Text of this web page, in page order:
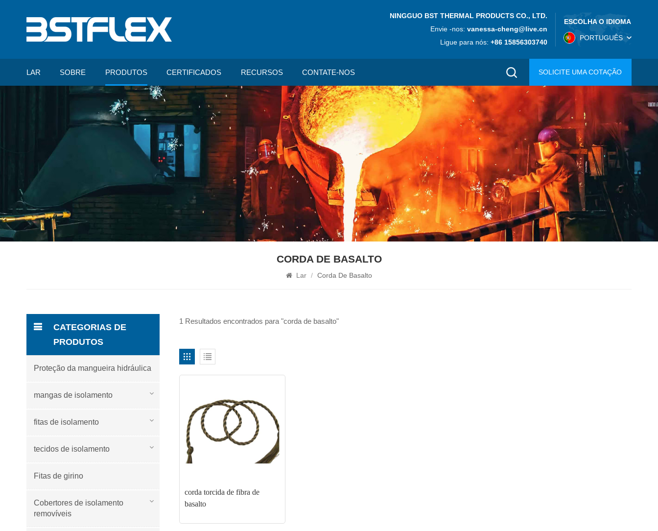
NINGGUO BST THERMAL PRODUCTS CO., LTD.
Envie -nos: vanessa-cheng@live.cn
Ligue para nós: +86 15856303740
ESCOLHA O IDIOMA
PORTUGUÊS
LAR SOBRE PRODUTOS CERTIFICADOS RECURSOS CONTATE-NOS SOLICITE UMA COTAÇÃO
CORDA DE BASALTO
Lar / Corda De Basalto
1 Resultados encontrados para "corda de basalto"
corda torcida de fibra de
basalto
CATEGORIAS DE
PRODUTOS
Proteção da mangueira hidráulica
mangas de isolamento
fitas de isolamento
tecidos de isolamento
Fitas de girino
Cobertores de isolamento
removíveis